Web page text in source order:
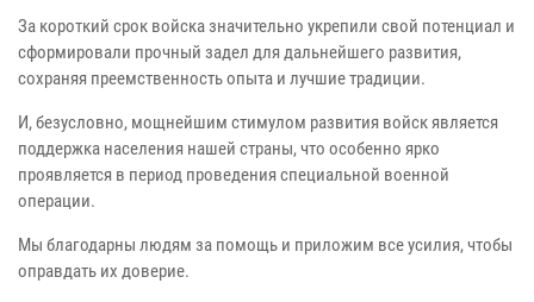
За короткий срок войска значительно укрепили свой потенциал и
сформировали прочный задел для дальнейшего развития,
сохраняя преемственность опыта и лучшие традиции.
И, безусловно, мощнейшим стимулом развития войск является
поддержка населения нашей страны, что особенно ярко
проявляется в период проведения специальной военной
операции.
Мы благодарны людям за помощь и приложим все усилия, чтобы
оправдать их доверие.